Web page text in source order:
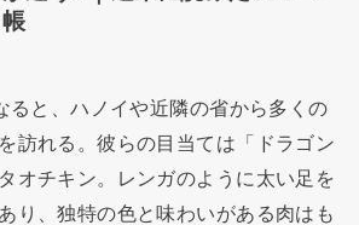
ると、ハノイや近隣の省から多くの
訪れる。彼らの目当ては「ドラゴン
オチキン。レンガのように太い足を
り、独特の色と味わいがある肉はも